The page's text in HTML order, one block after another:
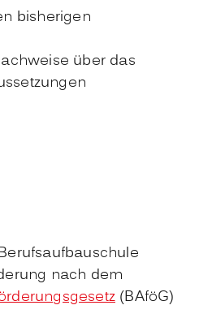
bisherigen
über das
nach dem
(BAföG)